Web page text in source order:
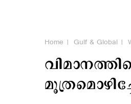
Home Gulf & Global